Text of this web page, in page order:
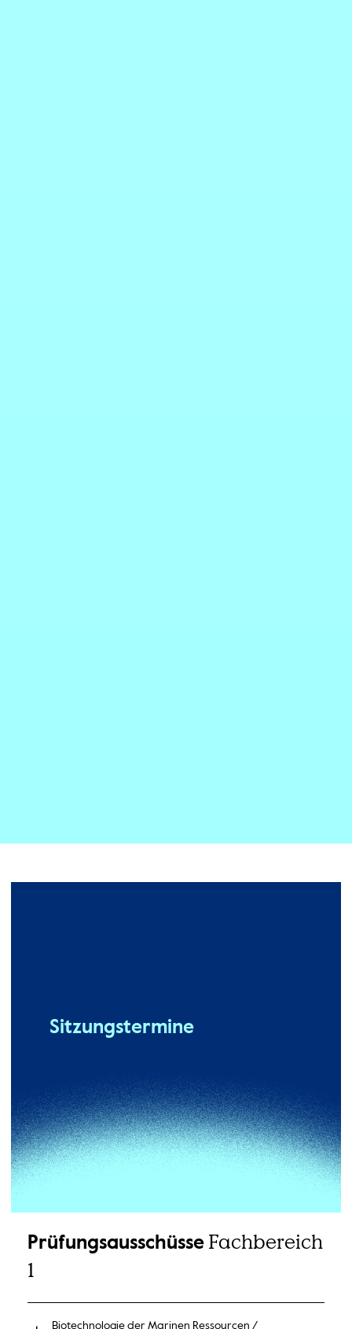
Sitzungstermine
Prüfungsausschüsse Fachbereich
1
Biotechnologie der Marinen Ressourcen /